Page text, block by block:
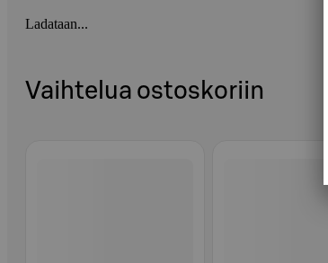
Ladataan...
Vaihtelua ostoskoriin